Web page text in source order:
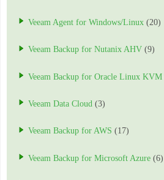
Veeam Agent for Windows/Linux (20)
Veeam Backup for Nutanix AHV (9)
Veeam Backup for Oracle Linux KVM
Veeam Data Cloud (3)
Veeam Backup for AWS (17)
Veeam Backup for Microsoft Azure (6)